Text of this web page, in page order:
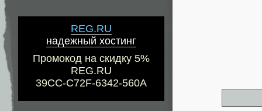
REG.RU
надежный хостинг
Промокод на скидку 5%
REG.RU
39CC-C72F-6342-560A